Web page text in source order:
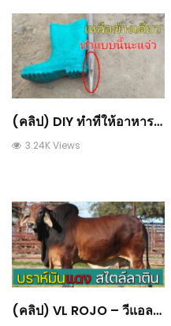
(คลิป) DIY ทำที่ให้อาหารไก่ จากรองเท้าบูท : วีดีโอ เกษตร
3.24K Views
(คลิป) VL ROJO – วีแอลโรโจบราห์มันแดงสไตล์ลาติน : วีดีโอ เกษตร